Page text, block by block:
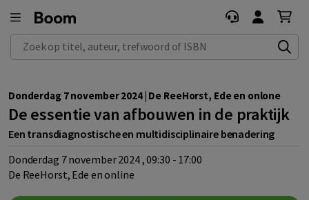
Zoek op titel, auteur, trefwoord of ISBN
Donderdag 7 november 2024 | De ReeHorst, Ede en onlone
De essentie van afbouwen in de praktijk
Een transdiagnostische en multidisciplinaire benadering
donderdag 7 november 2024 , 09:30 - 17:00
De ReeHorst, Ede en online